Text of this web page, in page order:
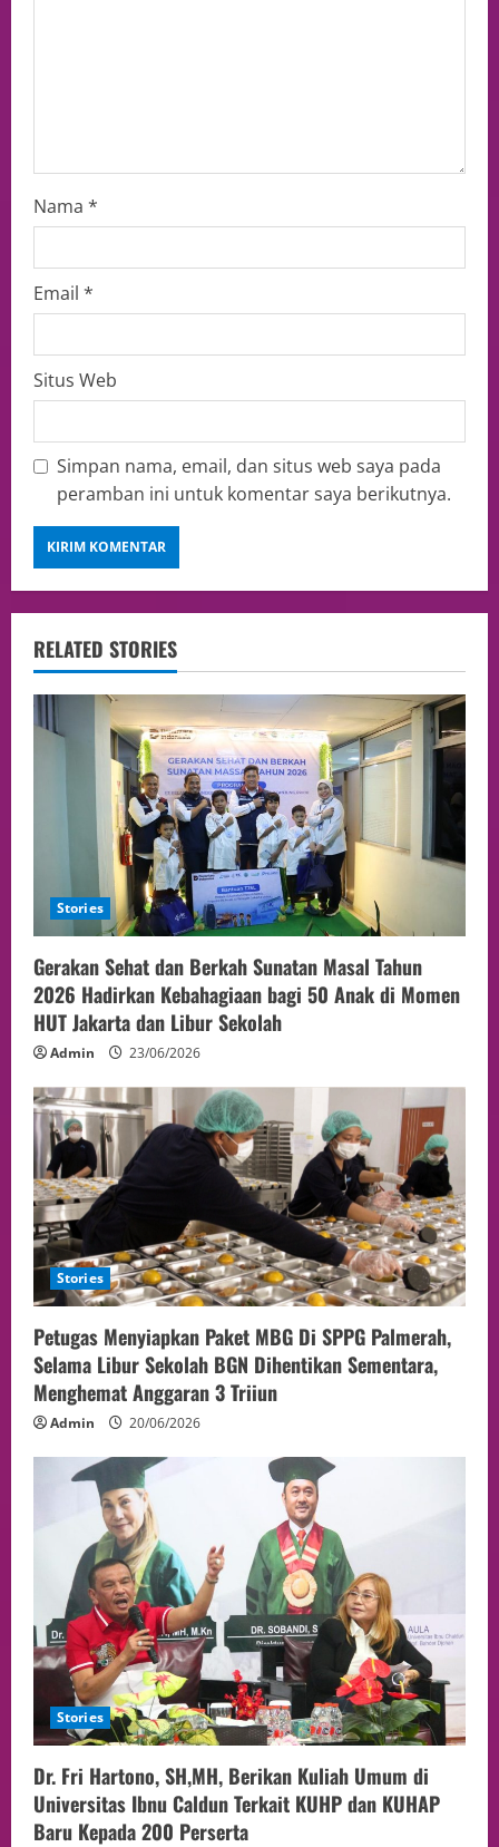
Nama *
Email *
Situs Web
Simpan nama, email, dan situs web saya pada
peramban ini untuk komentar saya berikutnya.
RELATED STORIES
Stories
Gerakan Sehat dan Berkah Sunatan Masal Tahun
2026 Hadirkan Kebahagiaan bagi 50 Anak di Momen
HUT Jakarta dan Libur Sekolah
Admin 23/06/2026
Stories
Petugas Menyiapkan Paket MBG Di SPPG Palmerah,
Selama Libur Sekolah BGN Dihentikan Sementara,
Menghemat Anggaran 3 Triiun
Admin 20/06/2026
Stories
Dr. Fri Hartono, SH,MH, Berikan Kuliah Umum di
Universitas Ibnu Caldun Terkait KUHP dan KUHAP
Baru Kepada 200 Perserta